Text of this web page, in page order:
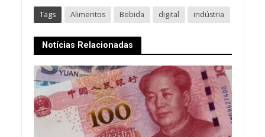
Tags Alimentos Bebida digital indústria
Notícias Relacionadas